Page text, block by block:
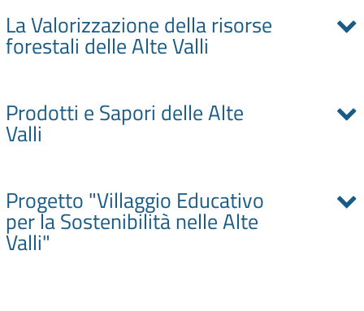
La Valorizzazione della risorse
forestali delle Alte Valli
Prodotti e Sapori delle Alte
Valli
Progetto "Villaggio Educativo
per la Sostenibilità nelle Alte
Valli"